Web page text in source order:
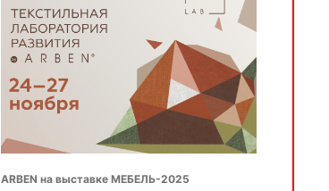
ARBEN на выставке МЕБЕЛЬ-2025